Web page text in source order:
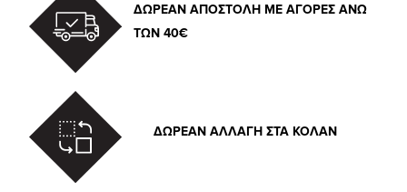
ΔΩΡΕΑΝ ΑΠΟΣΤΟΛΗ ΜΕ ΑΓΟΡΕΣ ΑΝΩ
ΤΩΝ 40€
ΔΩΡΕΑΝ ΑΛΛΑΓΗ ΣΤΑ ΚΟΛΑΝ